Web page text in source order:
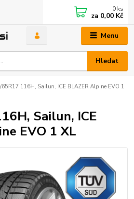
Menu
Hledat
0 ks
za 0,00 Kč
65R17 116H, Sailun, ICE BLAZER Alpine EVO 1
Sailun, ICE
EVO 1 XL